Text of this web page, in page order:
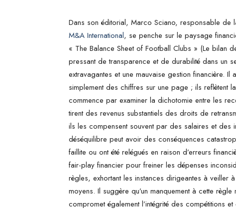
Dans son éditorial, Marco Sciano, responsable
M&A International, se penche sur le paysage
« The Balance Sheet of Football Clubs » (Le bilan
pressant de transparence et de durabilité dans un
extravagantes et une mauvaise gestion financière.
simplement des chiffres sur une page ; ils reflètent
commence par examiner la dichotomie entre les
tirent des revenus substantiels des droits de
ils les compensent souvent par des salaires et des
déséquilibre peut avoir des conséquences
faillite ou ont été relégués en raison d’erreurs
fair-play financier pour freiner les dépenses
règles, exhortant les instances dirigeantes à
moyens. Il suggère qu’un manquement à cette
compromet également l’intégrité des compétitions